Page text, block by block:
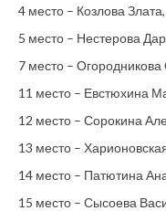
4 место – Козлова
5 место – Нестерова
7 место –
11 место – Евстюхина
12 место – Сорокина
13 место –
14 место – Патютина
15 место – Сысоева